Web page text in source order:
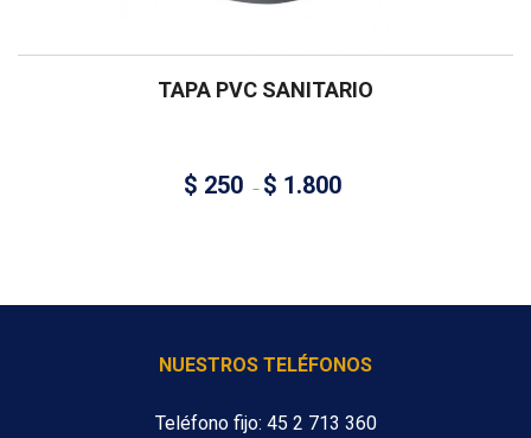
TAPA PVC SANITARIO
$ 250 – $ 1.800
NUESTROS TELÉFONOS
Teléfono fijo: 45 2 713 360